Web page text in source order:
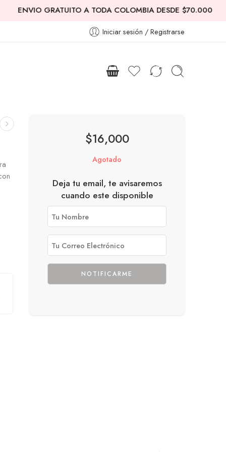
ENVIO GRATUITO A TODA COLOMBIA DESDE $70.000
Iniciar sesión / Registrarse
$16,000
Agotado
Deja tu email, te avisaremos
cuando este disponible